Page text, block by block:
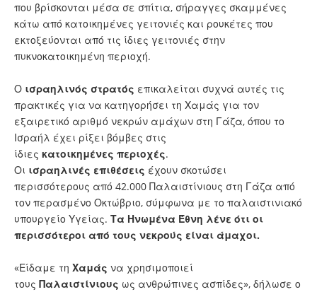
που βρίσκονται μέσα σε σπίτια, σήραγγες σκαμμένες
κάτω από κατοικημένες γειτονιές και ρουκέτες που
εκτοξεύονται από τις ίδιες γειτονιές στην
πυκνοκατοικημένη περιοχή.
Ο ισραηλινός στρατός επικαλείται συχνά αυτές τις
πρακτικές για να κατηγορήσει τη Χαμάς για τον
εξαιρετικό αριθμό νεκρών αμάχων στη Γάζα, όπου το
Ισραήλ έχει ρίξει βόμβες στις
ίδιες κατοικημένες περιοχές.
Οι ισραηλινές επιθέσεις έχουν σκοτώσει
περισσότερους από 42.000 Παλαιστίνιους στη Γάζα από
τον περασμένο Οκτώβριο, σύμφωνα με το παλαιστινιακό
υπουργείο Υγείας. Τα Ηνωμένα Έθνη λένε ότι οι
περισσότεροι από τους νεκρούς είναι άμαχοι.
«Είδαμε τη Χαμάς να χρησιμοποιεί
τους Παλαιστίνιους ως ανθρώπινες ασπίδες», δήλωσε ο